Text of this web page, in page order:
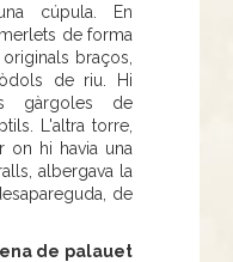
cúpula. En
de forma
braços,
de riu. Hi
gàrgoles de
L'altra torre,
on hi havia una
albergava la
de
de palauet